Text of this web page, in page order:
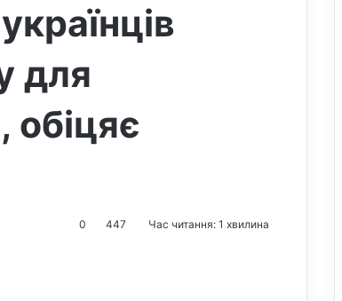
для
обіцяє
0 447 Час читання: 1 хвилина